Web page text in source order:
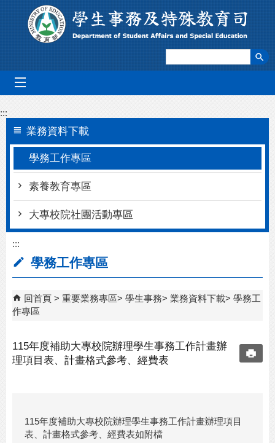
跳到主要內容區塊
:::
業務資料下載
學務工作專區
素養教育專區
大專校院社團活動專區
:::
學務工作專區
回首頁 重要業務專區 學生事務 業務資料下載
學務工
作專區
115年度補助大專校院辦理學生事務工作計畫辦
理項目表、計畫格式參考、經費表
115年度補助大專校院辦理學生事務工作計畫辦理項目
表、計畫格式參考、經費表如附檔